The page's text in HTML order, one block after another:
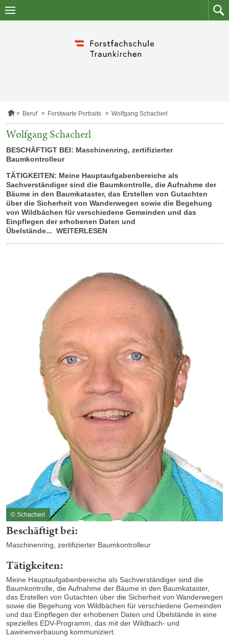
Zum
Zum
S
a
s
e
e
Beruf Forstwarte Portraits Wolfgang Schacherl
Wolfgang Schacherl
BESCHÄFTIGT BEI: Maschinenring, zertifizierter
Baumkontrolleur
TÄTIGKEITEN: Meine Hauptaufgabenbereiche als
Sachverständiger sind die Baumkontrolle, die Aufnahme der
Bäume in den Baumkataster, das Erstellen von Gutachten
über die Sicherheit von Wanderwegen sowie die Begehung
von Wildbächen für verschiedene Gemeinden und das
Einpflegen der erhobenen Daten und
Übelstände... WEITERLESEN
© Schacherl
Beschäftigt bei:
Maschinenring, zertifizierter Baumkontrolleur
Tätigkeiten:
Meine Hauptaufgabenbereiche als Sachverständiger sind die
Baumkontrolle, die Aufnahme der Bäume in den Baumkataster,
das Erstellen von Gutachten über die Sicherheit von Wanderwegen
sowie die Begehung von Wildbächen für verschiedene Gemeinden
und das Einpflegen der erhobenen Daten und Übelstände in eine
spezielles EDV-Programm, das mit der Wildbach- und
Lawinenverbauung kommuniziert.